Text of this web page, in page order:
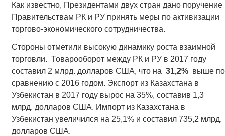
Как известно, Президентами двух стран дано поручение
Правительствам РК и РУ принять меры по активизации
торгово-экономического сотрудничества.
Стороны отметили высокую динамику роста взаимной
торговли. Товарооборот между РК и РУ в 2017 году
составил 2 млрд. долларов США, что на 31,2%выше по
сравнению с 2016 годом. Экспорт из Казахстана в
Узбекистан в 2017 году вырос на 35%, составив 1,3
млрд. долларов США. Импорт из Казахстана в
Узбекистан увеличился на 25,1% и составил 735,2 млрд.
долларов США.